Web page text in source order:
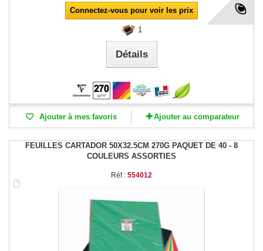
Connectez-vous pour voir les prix
1
Détails
Ajouter à mes favoris Ajouter au comparateur
FEUILLES CARTADOR 50X32.5CM 270G PAQUET DE 40 - 8
COULEURS ASSORTIES
Réf : 554012